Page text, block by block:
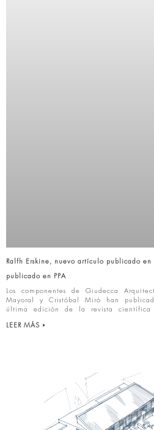
Ralfh Erskine, nuevo artículo publicado
publicado en PPA
Los componentes de Giudecca
Mayoral y Cristóbal Miró han
última edición de la revista científica
LEER MÁS »